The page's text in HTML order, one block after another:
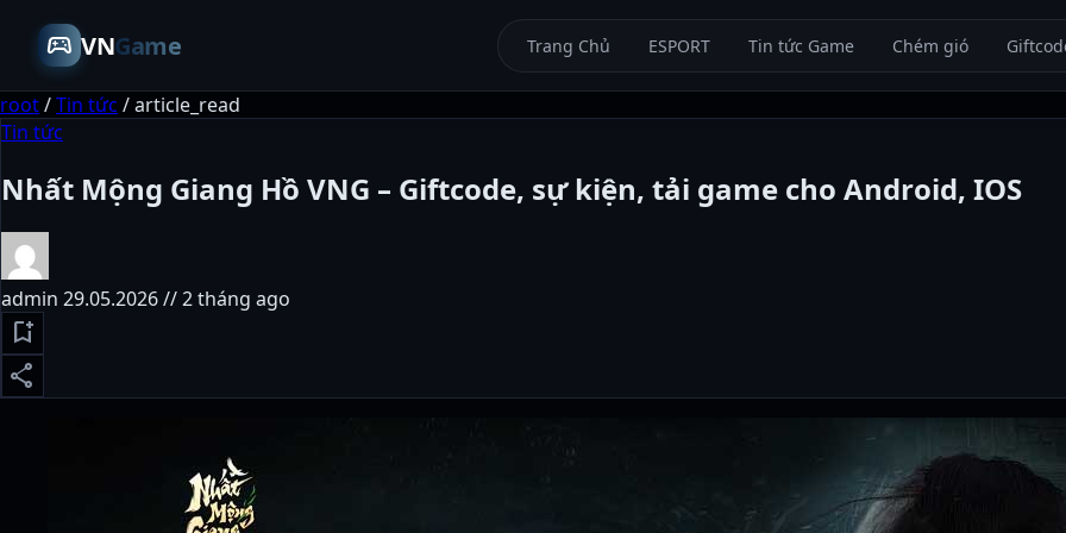
sports_esports VNGame Trang Chủ ESPORT Tin tức Game Chém gió
root/Tin tức /article_read
Tin tức
Nhất Mộng Giang Hồ VNG – Giftcode, sự kiện, tải game cho Android, IOS
admin 29.05.2026 // 2 tháng ago
bookmark_add
share